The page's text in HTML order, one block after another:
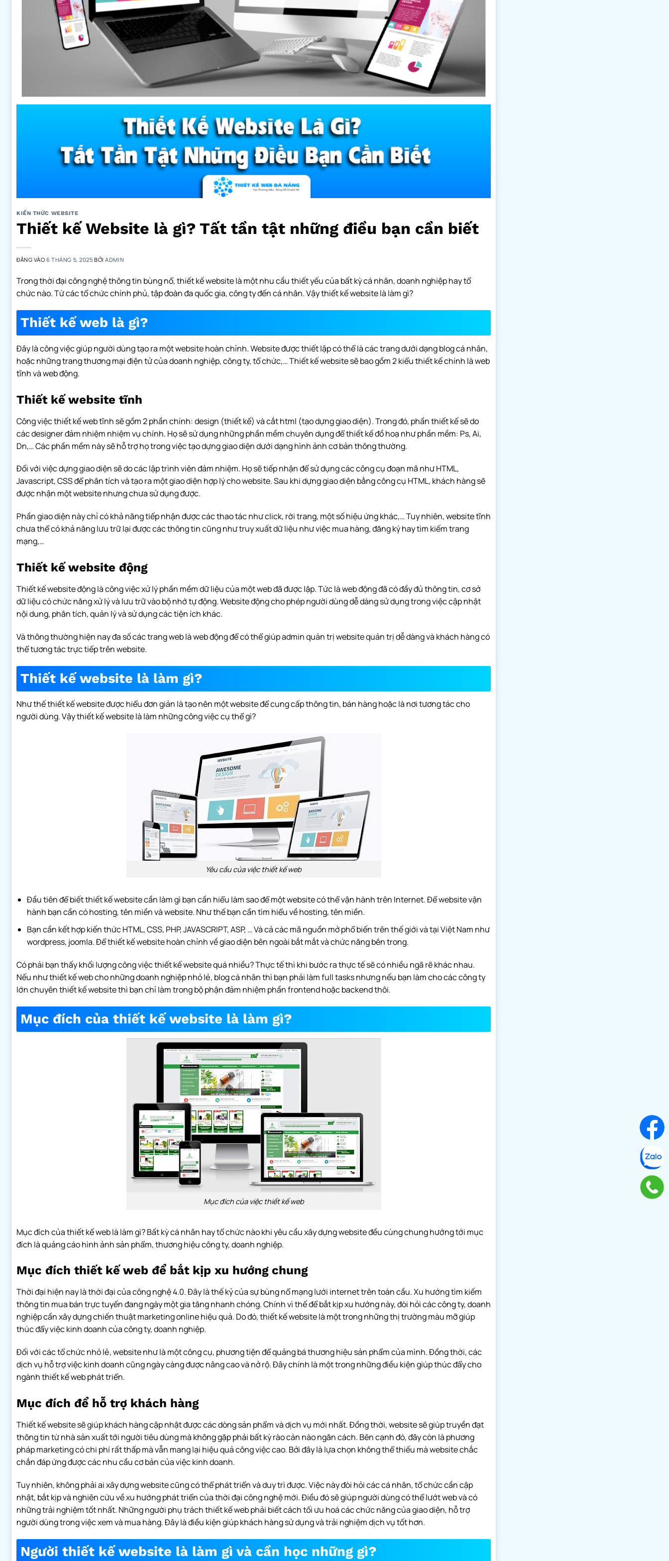
KIẾN THỨC WEBSITE
Thiết kế Website là gì? Tất tần tật những điều bạn cần biết
ĐĂNG VÀO6 THÁNG 5, 2025 BỞIADMIN
Trong thời đại công nghệ thông tin bùng nổ, thiết kế website là một nhu cầu thiết yếu của bất kỳ cá nhân, doanh nghiệp hay tổ
chức nào. Từ các tổ chức chính phủ, tập đoàn đa quốc gia, công ty đến cá nhân. Vậy thiết kế website là làm gì?
Thiết kế web là gì?
Đây là công việc giúp người dùng tạo ra một website hoàn chỉnh. Website được thiết lập có thể là các trang dưới dạng blog cá nhân,
hoặc những trang thương mại điện tử của doanh nghiệp, công ty, tổ chức,… Thiết kế website sẽ bao gồm 2 kiểu thiết kế chính là web
tĩnh và web động.
Thiết kế website tĩnh
Công việc thiết kế web tĩnh sẽ gồm 2 phần chính: design (thiết kế) và cắt html (tạo dựng giao diện). Trong đó, phần thiết kế sẽ do
các designer đảm nhiệm nhiệm vụ chính. Họ sẽ sử dụng những phần mềm chuyên dụng để thiết kế đồ hoạ như phần mềm: Ps, Ai,
Dn,… Các phần mềm này sẽ hỗ trợ họ trong việc tạo dựng giao diện dưới dạng hình ảnh cơ bản thông thường.
Đối với việc dựng giao diện sẽ do các lập trình viên đảm nhiệm. Họ sẽ tiếp nhận để sử dụng các công cụ đoạn mã như HTML,
Javascript, CSS để phân tích và tạo ra một giao diện hợp lý cho website. Sau khi dựng giao diện bằng công cụ HTML, khách hàng sẽ
được nhận một website nhưng chưa sử dụng được.
Phần giao diện này chỉ có khả năng tiếp nhận được các thao tác như click, rời trang, một số hiệu ứng khác,… Tuy nhiên, website tĩnh
chưa thể có khả năng lưu trữ lại được các thông tin cũng như truy xuất dữ liệu như việc mua hàng, đăng ký hay tìm kiếm trang
mạng,…
Thiết kế website động
Thiết kế website động là công việc xử lý phần mềm dữ liệu của một web đã được lập. Tức là web động đã có đầy đủ thông tin, cơ sở
dữ liệu có chức năng xử lý và lưu trữ vào bộ nhớ tự động. Website động cho phép người dùng dễ dàng sử dụng trong việc cập nhật
nội dung, phân tích, quản lý và sử dụng các tiện ích khác.
Và thông thường hiện nay đa số các trang web là web động để có thể giúp admin quản trị website quản trị dễ dàng và khách hàng có
thể tương tác trực tiếp trên website.
Thiết kế website là làm gì?
Như thế thiết kế website được hiểu đơn giản là tạo nên một website để cung cấp thông tin, bán hàng hoặc là nơi tương tác cho
người dùng. Vậy thiết kế website là làm những công việc cụ thể gì?
Yêu cầu của việc thiết kế web
Đầu tiên để biết thiết kế website cần làm gì bạn cần hiểu làm sao để một website có thể vận hành trên Internet. Để website vận
hành bạn cần có hosting, tên miền và website. Như thế bạn cần tìm hiểu về hosting, tên miền.
Bạn cần kết hợp kiến thức HTML, CSS, PHP, JAVASCRIPT, ASP, … Và cả các mã nguồn mở phổ biến trên thế giới và tại Việt Nam như
wordpress, joomla. Để thiết kế website hoàn chỉnh về giao diện bên ngoài bắt mắt và chức năng bên trong.
Có phải bạn thấy khối lượng công việc thiết kế website quá nhiều? Thực tế thì khi bước ra thực tế sẽ có nhiều ngã rẽ khác nhau.
Nếu như thiết kế web cho những doanh nghiệp nhỏ lẻ, blog cá nhân thì bạn phải làm full tasks nhưng nếu bạn làm cho các công ty
lớn chuyên thiết kế website thì bạn chỉ làm trong bộ phận đảm nhiệm phần frontend hoặc backend thôi.
Mục đích của thiết kế website là làm gì?
Mục đích của việc thiết kế web
Mục đích của thiết kế web là làm gì? Bất kỳ cá nhân hay tổ chức nào khi yêu cầu xây dựng website đều cùng chung hướng tới mục
đích là quảng cáo hình ảnh sản phẩm, thương hiệu công ty, doanh nghiệp.
Mục đích thiết kế web để bắt kịp xu hướng chung
Thời đại hiện nay là thời đại của công nghệ 4.0. Đây là thế kỷ của sự bùng nổ mạng lưới internet trên toàn cầu. Xu hướng tìm kiếm
thông tin mua bán trực tuyến đang ngày một gia tăng nhanh chóng. Chính vì thế để bắt kịp xu hướng này, đòi hỏi các công ty, doanh
nghiệp cần xây dựng chiến thuật marketing online hiệu quả. Do đó, thiết kế website là một trong những thị trường màu mỡ giúp
thúc đẩy việc kinh doanh của công ty, doanh nghiệp.
Đối với các tổ chức nhỏ lẻ, website như là một công cụ, phương tiện để quảng bá thương hiệu sản phẩm của mình. Đồng thời, các
dịch vụ hỗ trợ việc kinh doanh cũng ngày càng được nâng cao và nở rộ. Đây chính là một trong những điều kiện giúp thúc đẩy cho
ngành thiết kế web phát triển.
Mục đích để hỗ trợ khách hàng
Thiết kế website sẽ giúp khách hàng cập nhật được các dòng sản phẩm và dịch vụ mới nhất. Đồng thời, website sẽ giúp truyền đạt
thông tin từ nhà sản xuất tới người tiêu dùng mà không gặp phải bất kỳ rào cản nào ngăn cách. Bên cạnh đó, đây còn là phương
pháp marketing có chi phí rất thấp mà vẫn mang lại hiệu quả công việc cao. Bởi đây là lựa chọn không thể thiếu mà website chắc
chắn đáp ứng được các nhu cầu cơ bản của việc kinh doanh.
Tuy nhiên, không phải ai xây dựng website cũng có thể phát triển và duy trì được. Việc này đòi hỏi các cá nhân, tổ chức cần cập
nhật, bắt kịp và nghiên cứu về xu hướng phát triển của thời đại công nghệ mới. Điều đó sẽ giúp người dùng có thể lướt web và có
những trải nghiệm tốt nhất. Những người phụ trách thiết kế web phải biết cách tối ưu hoá các chức năng của giao diện, hỗ trợ
người dùng trong việc xem và mua hàng. Đây là điều kiện giúp khách hàng sử dụng và trải nghiệm dịch vụ tốt hơn.
Người thiết kế website là làm gì và cần học những gì?